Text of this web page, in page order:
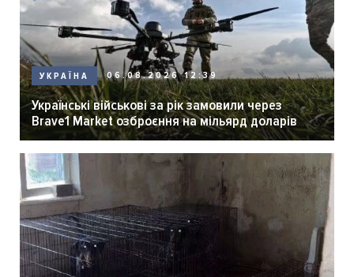
УКРАЇНА 06.08.2026 12:39
Українські військові за рік замовили через
Brave1 Market озброєння на мільярд доларів